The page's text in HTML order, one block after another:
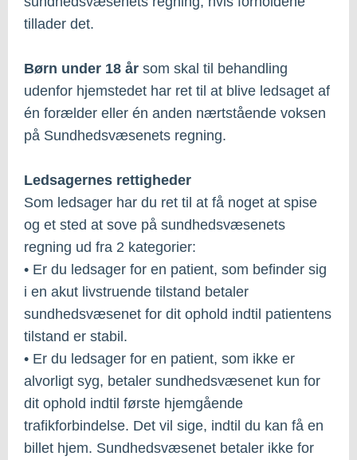
tillader det.
Børn under 18 år som skal til behandling
udenfor hjemstedet har ret til at blive ledsaget af
én forælder eller én anden nærtstående voksen
på Sundhedsvæsenets regning.
Ledsagernes rettigheder
Som ledsager har du ret til at få noget at spise
og et sted at sove på sundhedsvæsenets
regning ud fra 2 kategorier:
• Er du ledsager for en patient, som befinder sig
i en akut livstruende tilstand betaler
sundhedsvæsenet for dit ophold indtil patientens
tilstand er stabil.
• Er du ledsager for en patient, som ikke er
alvorligt syg, betaler sundhedsvæsenet kun for
dit ophold indtil første hjemgående
trafikforbindelse. Det vil sige, indtil du kan få en
billet hjem. Sundhedsvæsenet betaler ikke for